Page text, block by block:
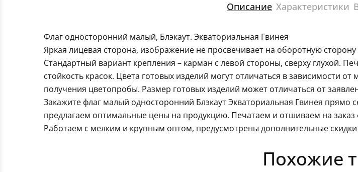
Описание Характеристики
Флаг односторонний малый, Блэкаут. Экваториальная Гвинея
Яркая лицевая сторона, изображение не просвечивает на оборотную сторону
Стандартный вариант крепления – карман с левой стороны, сверху глухой.
стойкость красок. Цвета готовых изделий могут отличаться в зависимости
получения цветопробы. Размер готовых изделий может отличаться от
Закажите флаг малый односторонний Блэкаут Экваториальная Гвинея
предлагаем оптимальные цены на продукцию. Печатаем и отшиваем на
Работаем с мелким и крупным оптом, предусмотрены дополнительные
Похожие